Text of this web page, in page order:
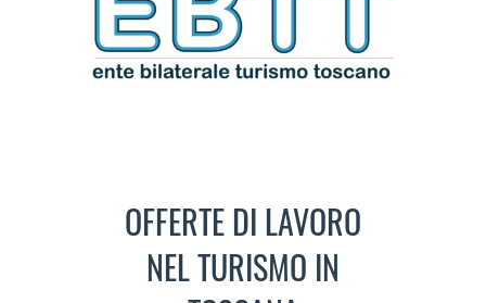
OFFERTE DI LAVORO
NEL TURISMO IN